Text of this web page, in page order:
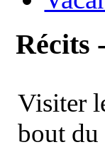
Récits
Visiter
bout du